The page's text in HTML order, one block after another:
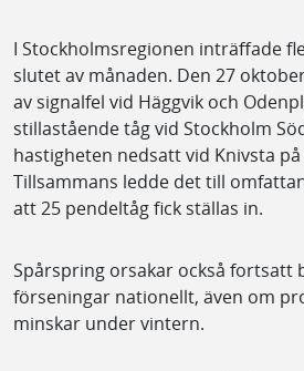
I Stockholmsregionen inträffade
slutet av månaden. Den 27
av signalfel vid Häggvik och
stillastående tåg vid Stockholm
hastigheten nedsatt vid Knivsta
Tillsammans ledde det till
att 25 pendeltåg fick ställas in.
Spårspring orsakar också fortsatt
förseningar nationellt, även om
minskar under vintern.